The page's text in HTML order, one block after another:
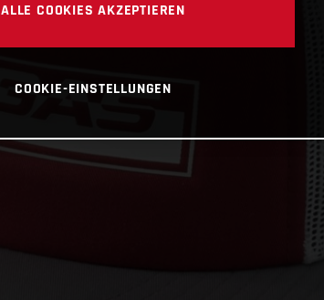
ALLE COOKIES AKZEPTIEREN
COOKIE-EINSTELLUNGEN